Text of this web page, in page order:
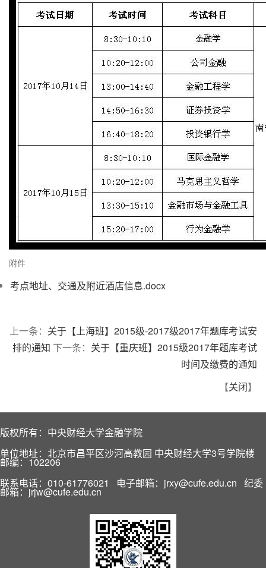
附件
考点地址、交通及附近酒店信息.docx
上一条： 关于【上海班】2015级-2017级2017年题库考试安
排的通知 下一条： 关于【重庆班】2015级2017年题库考试
时间及缴费的通知
【关闭】
版权所有：中央财经大学金融学院
单位地址：北京市昌平区沙河高教园 中央财经大学3号学院楼
邮编：102206
联系电话：010-61776021 电子邮箱：jrxy@cufe.edu.cn 纪委
邮箱：jrjw@cufe.edu.cn